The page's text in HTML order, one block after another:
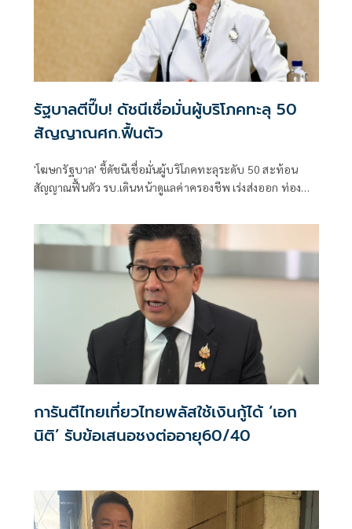
รัฐบาลตีปี๊บ! ดัชนีเชื่อมั่นผู้บริโภคทะลุ 50
สัญญาณศก.ฟื้นตัว
'โฆษกรัฐบาล' ชี้ดัชนีเชื่อมั่นผู้บริโภคทะลุระดับ 50 สะท้อน
สัญญาณฟื้นตัว รบ.เดินหน้าดูแลค่าครองชีพ เร่งส่งออก ท่อง
การันตีไทยเที่ยวไทยพลัสใช้เงินกู้ได้ ‘เอก
นิติ’ รับข้อเสนอชงต่ออายุ60/40